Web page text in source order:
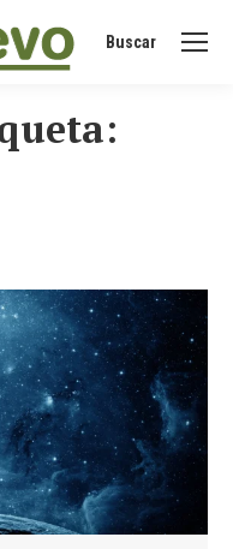
Buscar:
Buscar